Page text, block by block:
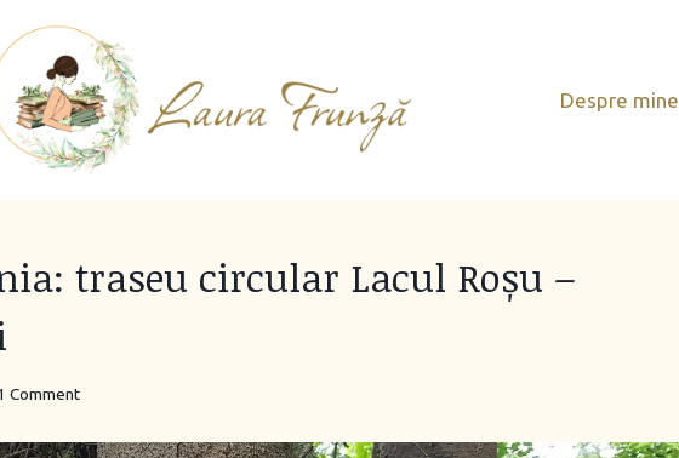
Despre mine
traseu circular Lacul Roșu –
Comment